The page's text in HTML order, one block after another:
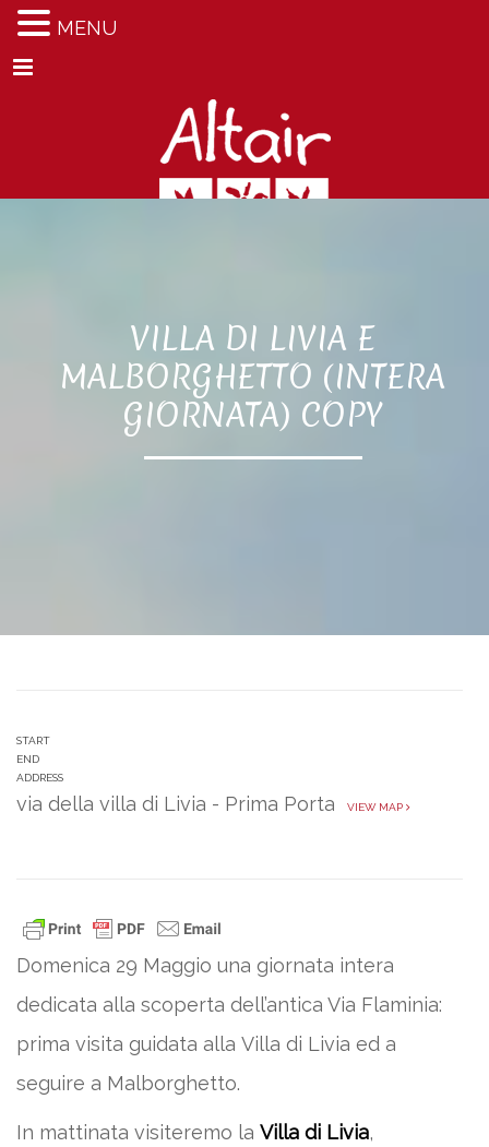
Menu
VILLA DI LIVIA E
MALBORGHETTO (INTERA
GIORNATA) COPY
START
END
ADDRESS
via della villa di Livia - Prima Porta VIEW MAP
Domenica 29 Maggio una giornata intera
dedicata alla scoperta dell’antica Via Flaminia:
prima visita guidata alla Villa di Livia ed a
seguire a Malborghetto.
In mattinata visiteremo la Villa di Livia,
MENU